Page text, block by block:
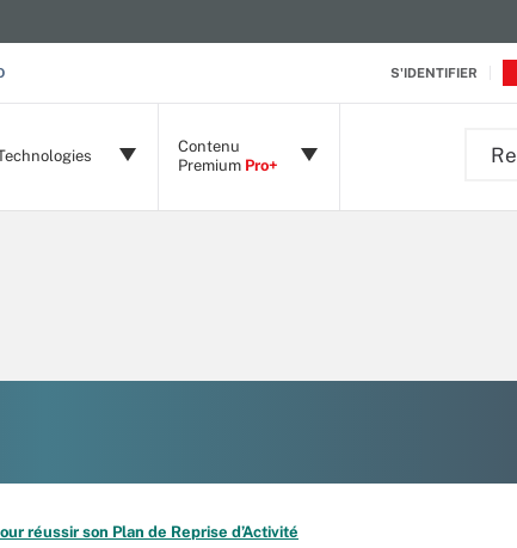
S'IDENTIFIER
Contenu
Premium Pro+
réussir son Plan de Reprise d’Activité